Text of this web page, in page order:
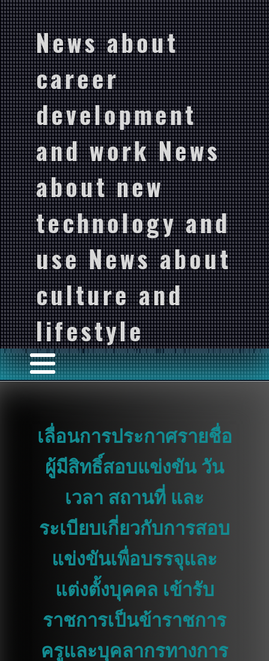
News about
career
development
and work News
about new
technology and
use News about
culture and
lifestyle
เลื่อนการประกาศรายชื่อ
ผู้มีสิทธิ์สอบแข่งขัน วัน
เวลา สถานที่ และ
ระเบียบเกี่ยวกับการสอบ
แข่งขันเพื่อบรรจุและ
แต่งตั้งบุคคล เข้ารับ
ราชการเป็นข้าราชการ
ครูและบุคลากรทางการ